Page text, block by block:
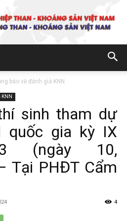
báo về đánh giá KNN
KNN
sinh tham dự
quốc gia kỳ IX
(ngày 10,
Tại PHĐT Cẩm
4